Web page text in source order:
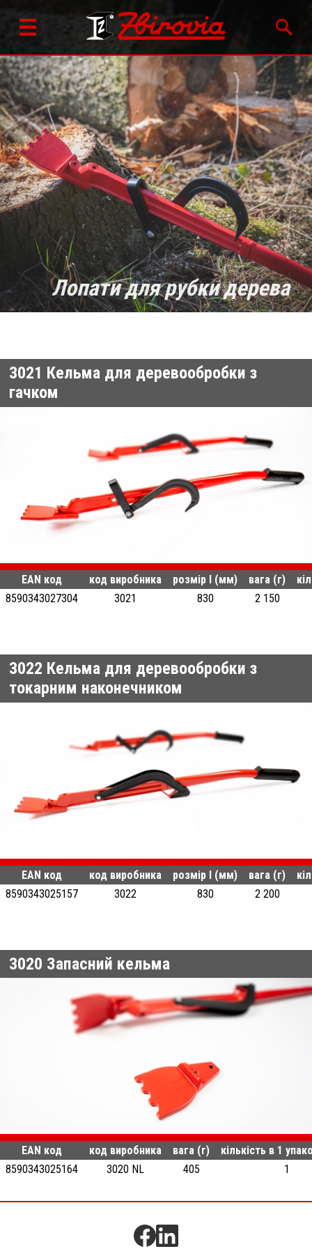
Лопати для рубки дерева
3021 Кельма для деревообробки з
гачком
EAN код код виробника розмір l (мм) вага (г)
8590343027304
3021 830 2 150
3022 Кельма для деревообробки з
токарним наконечником
EAN код код виробника розмір l (мм) вага (г)
8590343025157
3022 830 2 200
3020 Запасний кельма
EAN код код виробника вага (г)
кількість в 1
8590343025164
3020 NL 405 1